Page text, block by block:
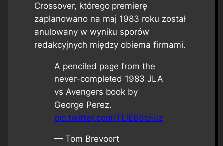
Crossover, którego premierę
zaplanowano na maj 1983 roku został
anulowany w wyniku sporów
redakcyjnych między obiema firmami.
A penciled page from the
never-completed 1983 JLA
vs Avengers book by
George Perez.
pic.twitter.com/TLiE6dcFuz
— Tom Brevoort